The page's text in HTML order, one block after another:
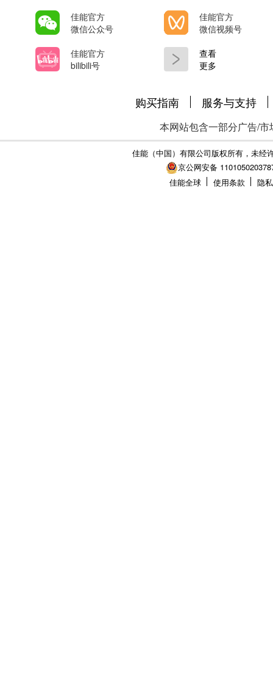
佳能官方
微信公众号
佳能官方
微信视频号
佳能官方
bilibili号
查看
更多
购买指南 服务与支持
本网站包含一部分广告/
佳能（中国）有限公司版权所有，未经
京公网安备
佳能全球
使用条款 隐